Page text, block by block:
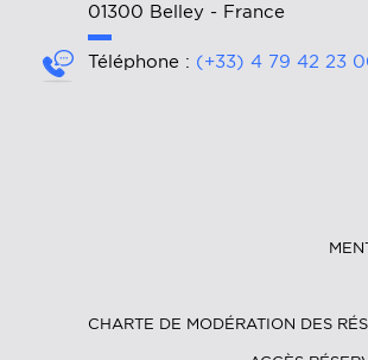
01300 Belley - France
Téléphone : (+33) 4 79 42 23
CHARTE DE MODÉRATION DES